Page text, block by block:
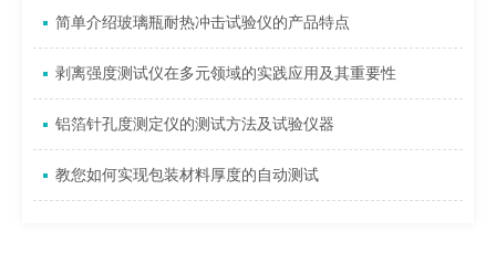
简单介绍玻璃瓶耐热冲击试验仪的产品特点
剥离强度测试仪在多元领域的实践应用及其重要性
铝箔针孔度测定仪的测试方法及试验仪器
教您如何实现包装材料厚度的自动测试